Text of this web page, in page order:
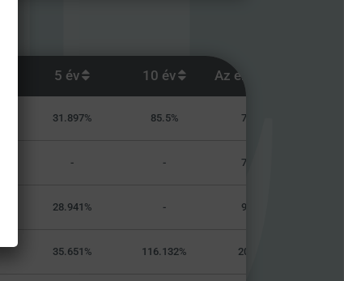
5 év 10 év Az elejétől
31.897% 85.5% 73.220%
- - 71.158%
28.941% - 96.114%
35.651% 116.132% 200.720%